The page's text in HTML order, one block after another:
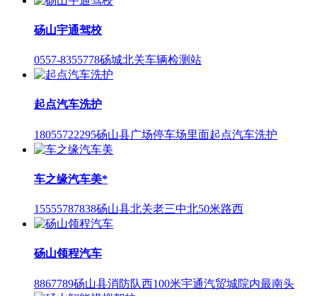
砀山宇通驾校
0557-8355778砀城北关车辆检测站
起点汽车洗护
18055722295砀山县广场停车场里面起点汽车洗护
车之缘汽车美*
15555787838砀山县北关老三中北50米路西
砀山领程汽车
8867789砀山县消防队西100米宇通汽贸城院内最南头